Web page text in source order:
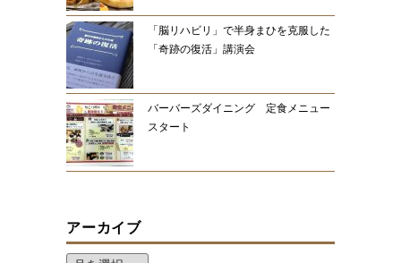
「脳リハビリ」で半身まひを克服した
「奇跡の復活」講演会
バーバーズダイニング 定食メニュー
スタート
アーカイブ